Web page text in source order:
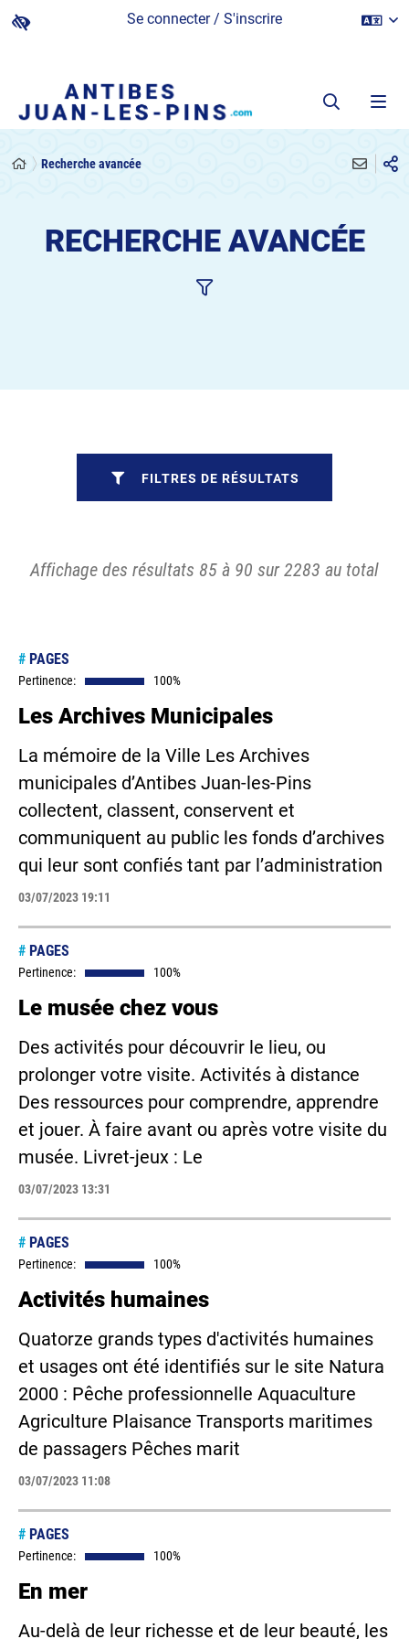
Se connecter / S'inscrire
Recherche avancée
RECHERCHE AVANCÉE
Affichage des résultats 85 à 90 sur 2283 au total
# PAGES
Pertinence: 100%
Les Archives Municipales
La mémoire de la Ville Les Archives
municipales d’Antibes Juan-les-Pins
collectent, classent, conservent et
communiquent au public les fonds d’archives
qui leur sont confiés tant par l’administration
03/07/2023 19:11
# PAGES
Pertinence: 100%
Le musée chez vous
Des activités pour découvrir le lieu, ou
prolonger votre visite. Activités à distance
Des ressources pour comprendre, apprendre
et jouer. À faire avant ou après votre visite du
musée. Livret-jeux : Le
03/07/2023 13:31
# PAGES
Pertinence: 100%
Activités humaines
Quatorze grands types d'activités humaines
et usages ont été identifiés sur le site Natura
2000 : Pêche professionnelle Aquaculture
Agriculture Plaisance Transports maritimes
de passagers Pêches marit
03/07/2023 11:08
# PAGES
Pertinence: 100%
En mer
Au-delà de leur richesse et de leur beauté, les
FILTRES DE RÉSULTATS